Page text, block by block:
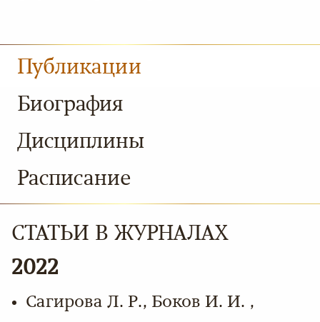
Публикации
Биография
Дисциплины
Расписание
СТАТЬИ В ЖУРНАЛАХ
2022
Сагирова Л. Р., Боков И. И. ,